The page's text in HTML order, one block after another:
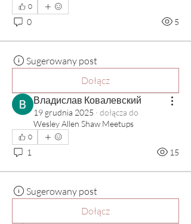
0
0 5
Sugerowany post
Dołącz
Владислав Ковалевский
19 grudnia 2025 · dołącza do
Wesley Allen Shaw Meetups
0
1 15
Sugerowany post
Dołącz